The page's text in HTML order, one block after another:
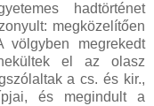
hadtörténet
megközelítően
völgyben megrekedt
el az olasz
a cs. és kir.,
és megindult a